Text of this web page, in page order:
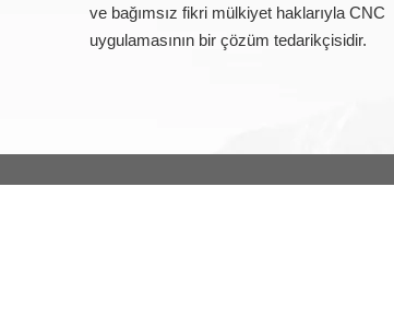
ve bağımsız fikri mülkiyet haklarıyla CNC
uygulamasının bir çözüm tedarikçisidir.